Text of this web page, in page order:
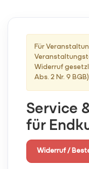
Für
Widerruf
Abs. 2 Nr. 9
Service
für
Widerruf /